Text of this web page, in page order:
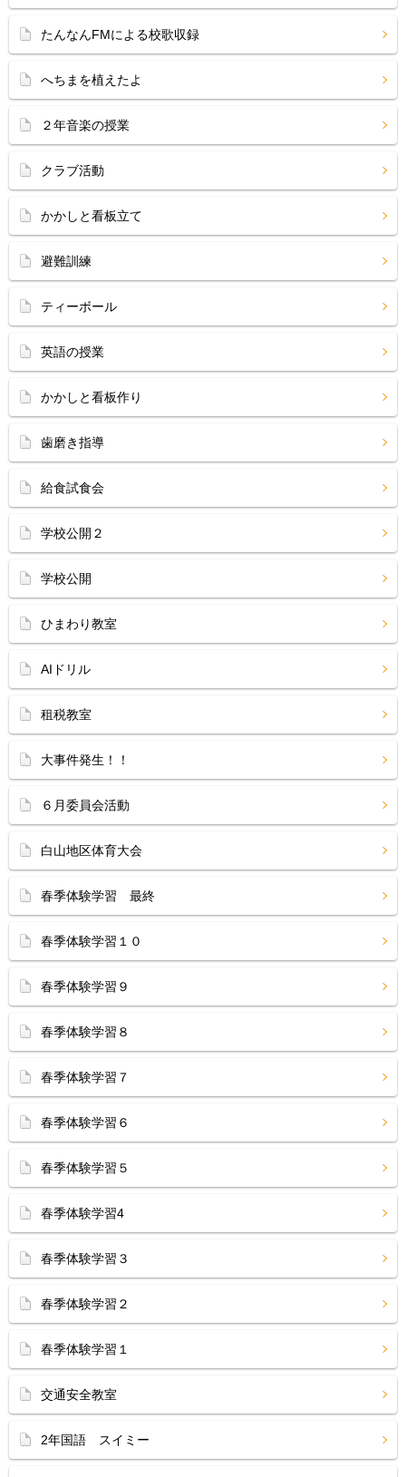
たんなんFMによる校歌収録
へちまを植えたよ
２年音楽の授業
クラブ活動
かかしと看板立て
避難訓練
ティーボール
英語の授業
かかしと看板作り
歯磨き指導
給食試食会
学校公開２
学校公開
ひまわり教室
AIドリル
租税教室
大事件発生！！
６月委員会活動
白山地区体育大会
春季体験学習 最終
春季体験学習１０
春季体験学習９
春季体験学習８
春季体験学習７
春季体験学習６
春季体験学習５
春季体験学習4
春季体験学習３
春季体験学習２
春季体験学習１
交通安全教室
2年国語 スイミー